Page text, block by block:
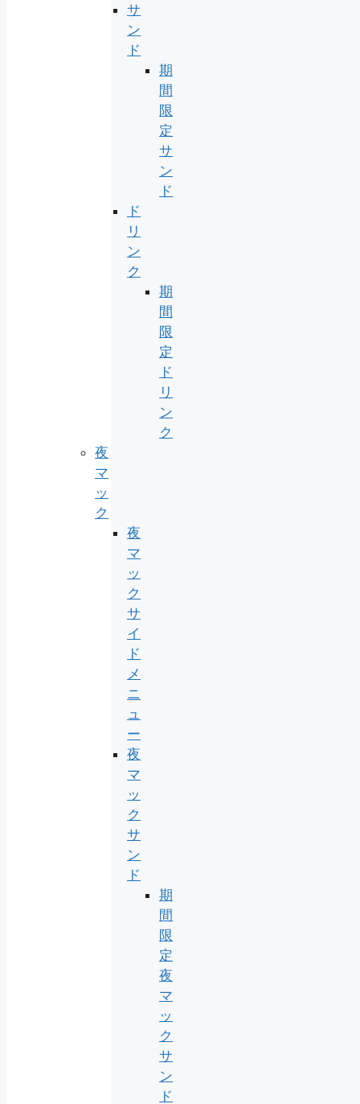
サ
ン
ド
期
間
限
定
サ
ン
ド
ド
リ
ン
ク
期
間
限
定
ド
リ
ン
ク
夜
マ
ッ
ク
夜
マ
ッ
ク
サ
イ
ド
メ
ニ
ュ
ー
夜
マ
ッ
ク
サ
ン
ド
期
間
限
定
夜
マ
ッ
ク
サ
ン
ド